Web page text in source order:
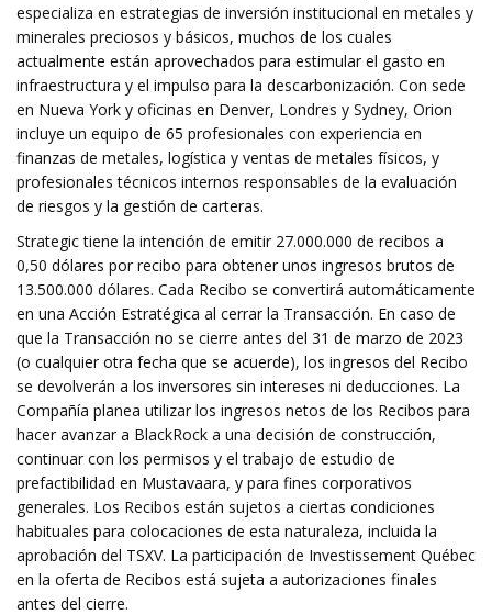
especializa en estrategias de inversión institucional en metales y
minerales preciosos y básicos, muchos de los cuales
actualmente están aprovechados para estimular el gasto en
infraestructura y el impulso para la descarbonización. Con sede
en Nueva York y oficinas en Denver, Londres y Sydney, Orion
incluye un equipo de 65 profesionales con experiencia en
finanzas de metales, logística y ventas de metales físicos, y
profesionales técnicos internos responsables de la evaluación
de riesgos y la gestión de carteras.
Strategic tiene la intención de emitir 27.000.000 de recibos a
0,50 dólares por recibo para obtener unos ingresos brutos de
13.500.000 dólares. Cada Recibo se convertirá automáticamente
en una Acción Estratégica al cerrar la Transacción. En caso de
que la Transacción no se cierre antes del 31 de marzo de 2023
(o cualquier otra fecha que se acuerde), los ingresos del Recibo
se devolverán a los inversores sin intereses ni deducciones. La
Compañía planea utilizar los ingresos netos de los Recibos para
hacer avanzar a BlackRock a una decisión de construcción,
continuar con los permisos y el trabajo de estudio de
prefactibilidad en Mustavaara, y para fines corporativos
generales. Los Recibos están sujetos a ciertas condiciones
habituales para colocaciones de esta naturaleza, incluida la
aprobación del TSXV. La participación de Investissement Québec
en la oferta de Recibos está sujeta a autorizaciones finales
antes del cierre.